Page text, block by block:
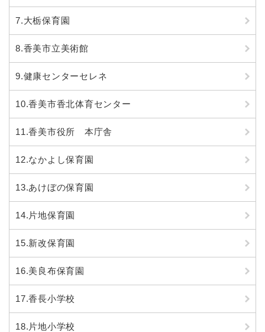
7.大栃保育園
8.香美市立美術館
9.健康センターセレネ
10.香美市香北体育センター
11.香美市役所 本庁舎
12.なかよし保育園
13.あけぼの保育園
14.片地保育園
15.新改保育園
16.美良布保育園
17.香長小学校
18.片地小学校